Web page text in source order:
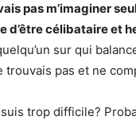
pas m’imaginer
d’être célibataire et
sur qui
trouvais pas et ne
trop difficile?